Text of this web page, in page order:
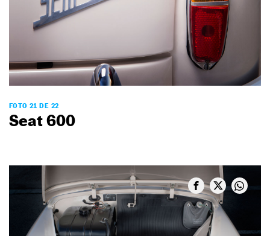
FOTO 21 DE 22
Seat 600